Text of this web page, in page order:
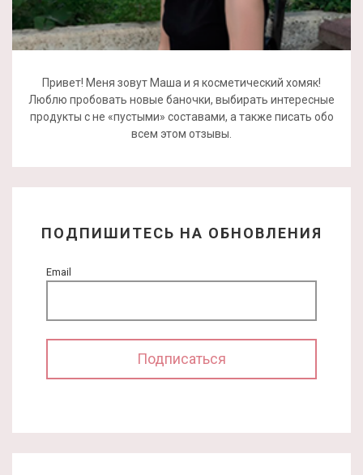
Привет! Меня зовут Маша и я косметический хомяк!
Люблю пробовать новые баночки, выбирать интересные
продукты с не «пустыми» составами, а также писать обо
всем этом отзывы.
ПОДПИШИТЕСЬ НА ОБНОВЛЕНИЯ
Email